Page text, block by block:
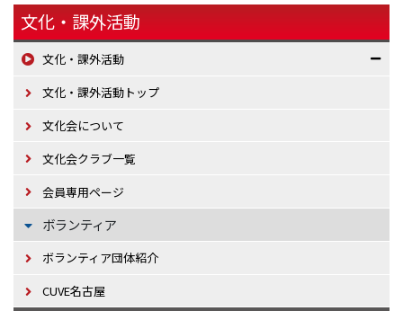
文化・課外活動
文化・課外活動
文化・課外活動トップ
文化会について
文化会クラブ一覧
会員専用ページ
ボランティア
ボランティア団体紹介
CUVE名古屋